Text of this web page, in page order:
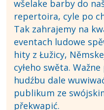
wšelake barby do
repertoira, cyle po
Tak zahrajemy na
eventach ludowe
hity z Łužicy,
cyłeho swěta.
hudźbu dale
publikum ze
překwapić.